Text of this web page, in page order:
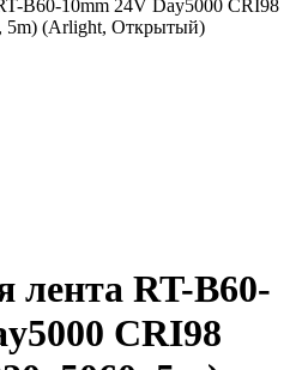
B60-10mm 24V Day5000 CRI98
5m) (Arlight, Открытый)
лента RT-B60-
CRI98